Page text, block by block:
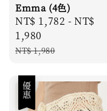
Emma (4色)
Sale
price
NT$ 1,782 -NT$
1,980
Regular
NT$ 1,980
優惠